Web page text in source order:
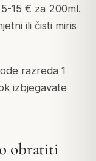
15 € za 200ml.
ili čisti miris
razreda 1
izbjegavate
obratiti